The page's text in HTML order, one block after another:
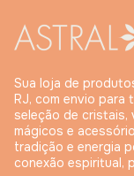
Sua loja de
RJ, com envio para
seleção de cristais,
mágicos e
tradição e energia
conexão espiritual,